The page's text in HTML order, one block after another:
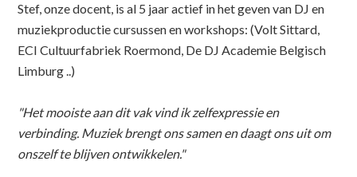
Stef, onze docent, is al 5 jaar actief in het geven van DJ en
muziekproductie cursussen en workshops: (Volt Sittard,
ECI Cultuurfabriek Roermond, De DJ Academie Belgisch
Limburg ..)
"Het mooiste aan dit vak vind ik zelfexpressie en
verbinding. Muziek brengt ons samen en daagt ons uit om
onszelf te blijven ontwikkelen."